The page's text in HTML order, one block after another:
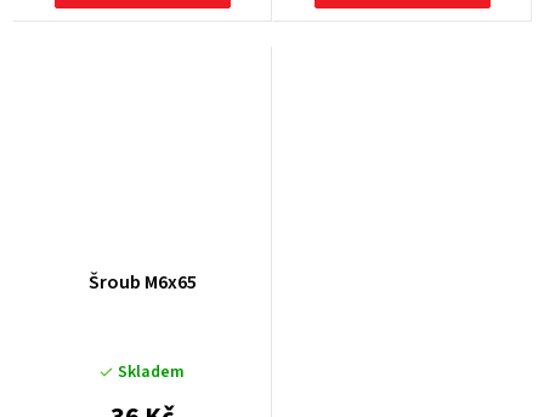
Šroub M6x65
Skladem